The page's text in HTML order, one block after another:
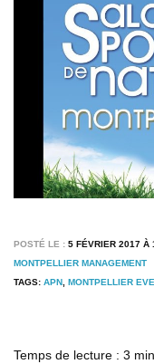
POSTÉ LE : 5 FÉVRIER 2017
MONTPELLIER MANAGEMENT
TAGS: APN MONTPELLIER
Temps de lecture : 3